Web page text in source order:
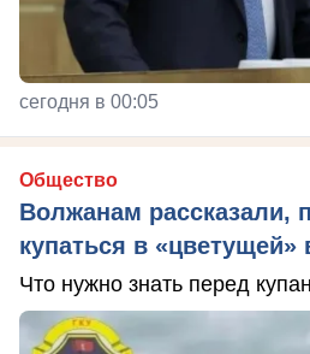
сегодня в 00:05
Общество
Волжанам рассказали,
купаться в «цветущей»
Что нужно знать перед